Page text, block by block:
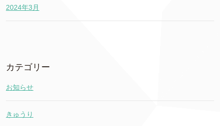
2024年3月
カテゴリー
お知らせ
きゅうり